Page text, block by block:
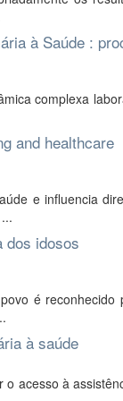
à Saúde :
complexa
and healthcare
e influencia
dos idosos
é reconhecido
à saúde
acesso à